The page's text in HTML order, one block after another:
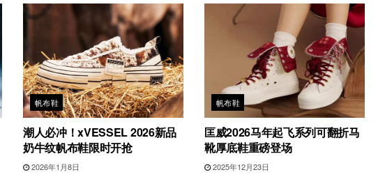
帆布鞋
潮人必冲！xVESSEL 2026新品
奶牛纹帆布鞋限时开抢
2026年1月8日
帆布鞋
匡威2026马年起飞系列可翻折马
靴厚底鞋重磅登场
2025年12月23日